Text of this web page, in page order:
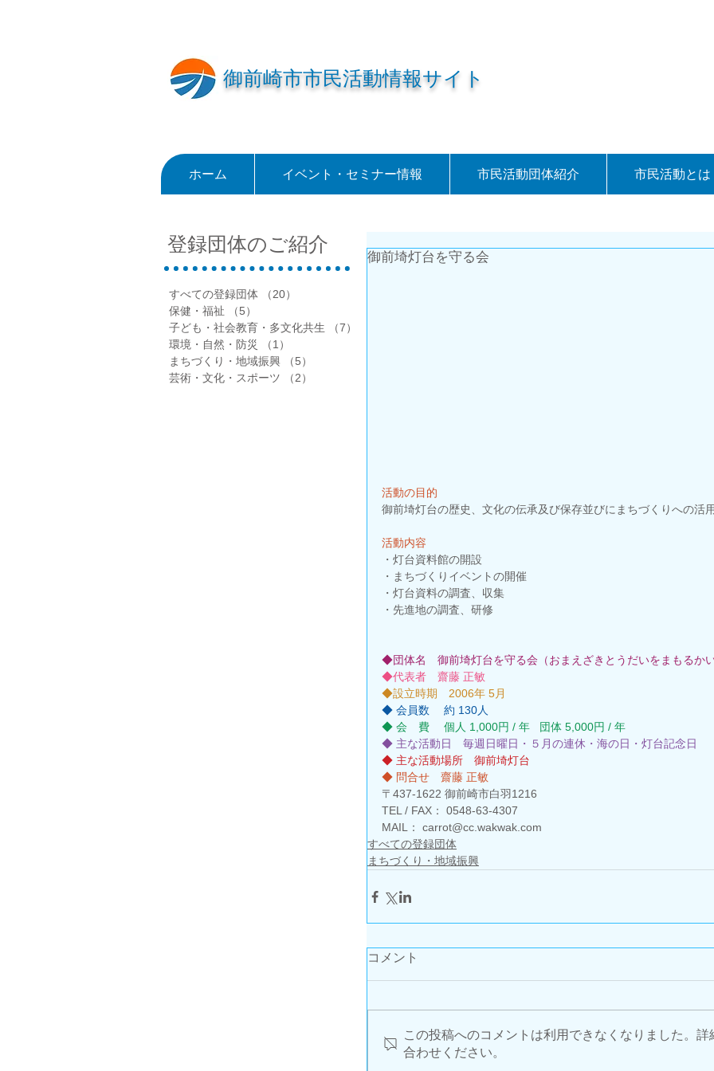
御前崎市市民活動情報サイト
ホーム イベント・セミナー情報 市民活動団体紹介 市民活動とは
登録団体のご紹介
すべての登録団体 （20）
保健・福祉
（5）
子ども・社会教育・多文化共生
（7）
環境・自然・防災
（1）
まちづくり・地域振興
（5）
芸術・文化・スポーツ
（2）
御前埼灯台を守る会
活動の目的
御前埼灯台の歴史、文化の伝承及び保存並びにまちづくりへの活
活動内容
・灯台資料館の開設
・まちづくりイベントの開催
・灯台資料の調査、収集
・先進地の調査、研修
◆団体名　御前埼灯台を守る会（おまえざきとうだいをまもるか
◆代表者　齋藤 正敏
◆設立時期　2006年 5月
◆ 会員数 　約 130人
◆ 会　費 　個人 1,000円 / 年   団体 5,000円 / 年
◆ 主な活動日　毎週日曜日・５月の連休・海の日・灯台記念日
◆ 主な活動場所　御前埼灯台
◆ 問合せ　齋藤 正敏
〒437-1622 御前崎市白羽1216
TEL / FAX： 0548-63-4307
MAIL： carrot@cc.wakwak.com
すべての登録団体
まちづくり・地域振興
コメント
この投稿へのコメントは利用できなくなりました。
合わせください。